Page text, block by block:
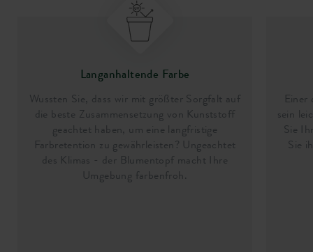
Langanhaltende Farbe
Wussten Sie, dass wir mit größter Sorgfalt auf
die beste Zusammensetzung von Kunststoff
geachtet haben, um eine langfristige
Farbretention zu gewährleisten? Ungeachtet
des Klimas - der Blumentopf macht Ihre
Umgebung farbenfroh.
sein
Sie
Sie